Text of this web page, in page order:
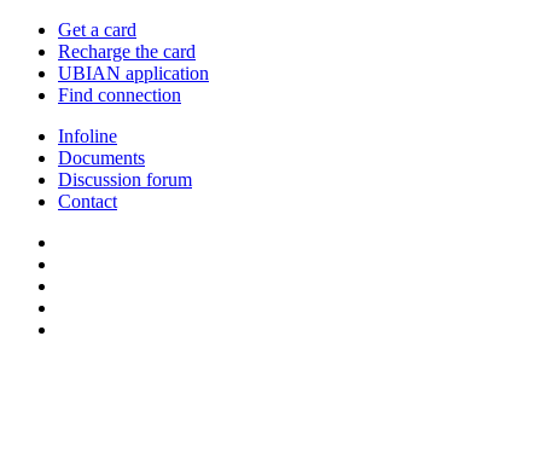
Get a card
Recharge the card
UBIAN application
Find connection
Infoline
Documents
Discussion forum
Contact